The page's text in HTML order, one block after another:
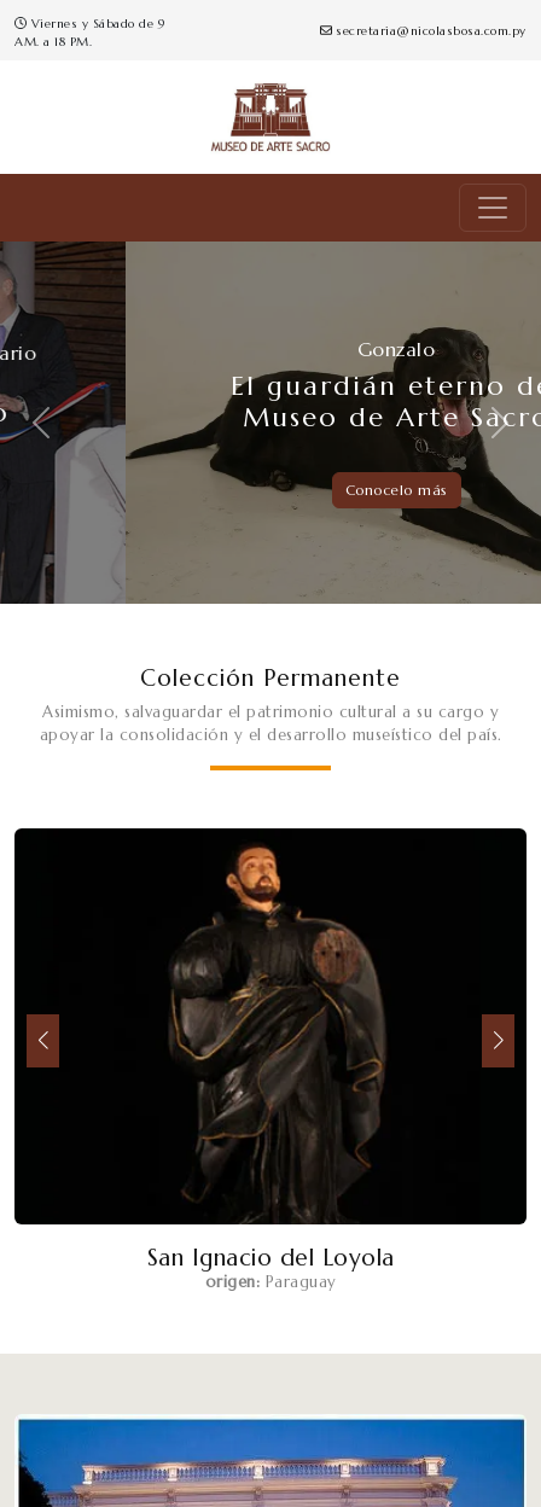
Viernes y Sábado de 9
AM. a 18 PM.
secretaria@nicolasbosa.com.py
El guardián eterno del
Museo de Arte Sacro
Conocelo más
Previous Next
Colección Permanente
Asimismo, salvaguardar el patrimonio cultural a su cargo y
apoyar la consolidación y el desarrollo museístico del país.
San Ignacio del Loyola
origen: Paraguay